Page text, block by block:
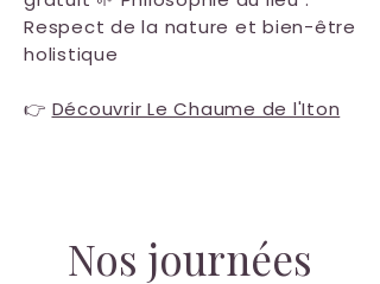
Respect de la nature et bien-être
holistique
👉 Découvrir Le Chaume de l'Iton
Nos journées